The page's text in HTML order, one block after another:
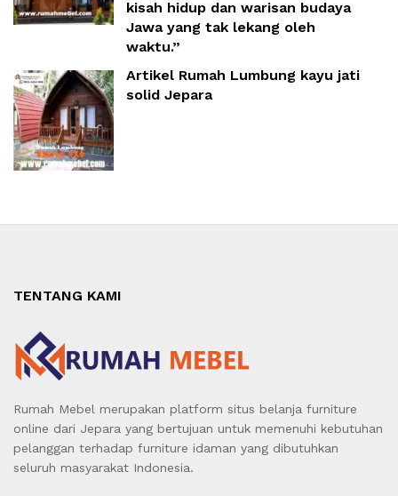
kisah hidup dan warisan budaya
Jawa yang tak lekang oleh
waktu.”
Artikel Rumah Lumbung kayu jati
solid Jepara
TENTANG KAMI
Rumah Mebel merupakan platform situs belanja furniture
online dari Jepara yang bertujuan untuk memenuhi kebutuhan
pelanggan terhadap furniture idaman yang dibutuhkan
seluruh masyarakat Indonesia.